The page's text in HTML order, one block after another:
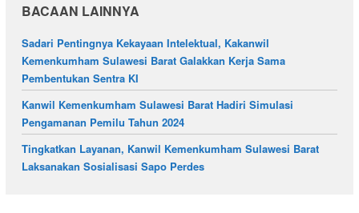
BACAAN LAINNYA
Sadari Pentingnya Kekayaan Intelektual, Kakanwil
Kemenkumham Sulawesi Barat Galakkan Kerja Sama
Pembentukan Sentra KI
Kanwil Kemenkumham Sulawesi Barat Hadiri Simulasi
Pengamanan Pemilu Tahun 2024
Tingkatkan Layanan, Kanwil Kemenkumham Sulawesi Barat
Laksanakan Sosialisasi Sapo Perdes